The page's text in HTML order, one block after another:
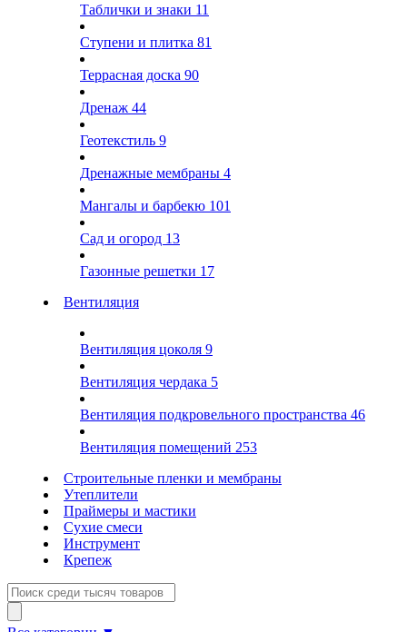
Таблички и знаки 11
Ступени и плитка 81
Террасная доска 90
Дренаж 44
Геотекстиль 9
Дренажные мембраны 4
Мангалы и барбекю 101
Сад и огород 13
Газонные решетки 17
Вентиляция
Вентиляция цоколя 9
Вентиляция чердака 5
Вентиляция подкровельного пространства 46
Вентиляция помещений 253
Строительные пленки и мембраны
Утеплители
Праймеры и мастики
Сухие смеси
Инструмент
Крепеж